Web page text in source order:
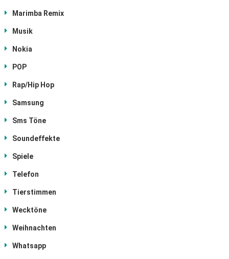
Marimba Remix
Musik
Nokia
POP
Rap/Hip Hop
Samsung
Sms Töne
Soundeffekte
Spiele
Telefon
Tierstimmen
Wecktöne
Weihnachten
Whatsapp